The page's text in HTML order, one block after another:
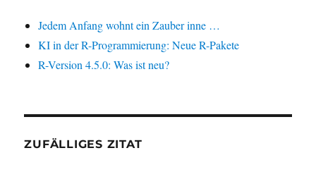
Jedem Anfang wohnt ein Zauber inne …
KI in der R-Programmierung: Neue R-Pakete
R-Version 4.5.0: Was ist neu?
ZUFÄLLIGES ZITAT